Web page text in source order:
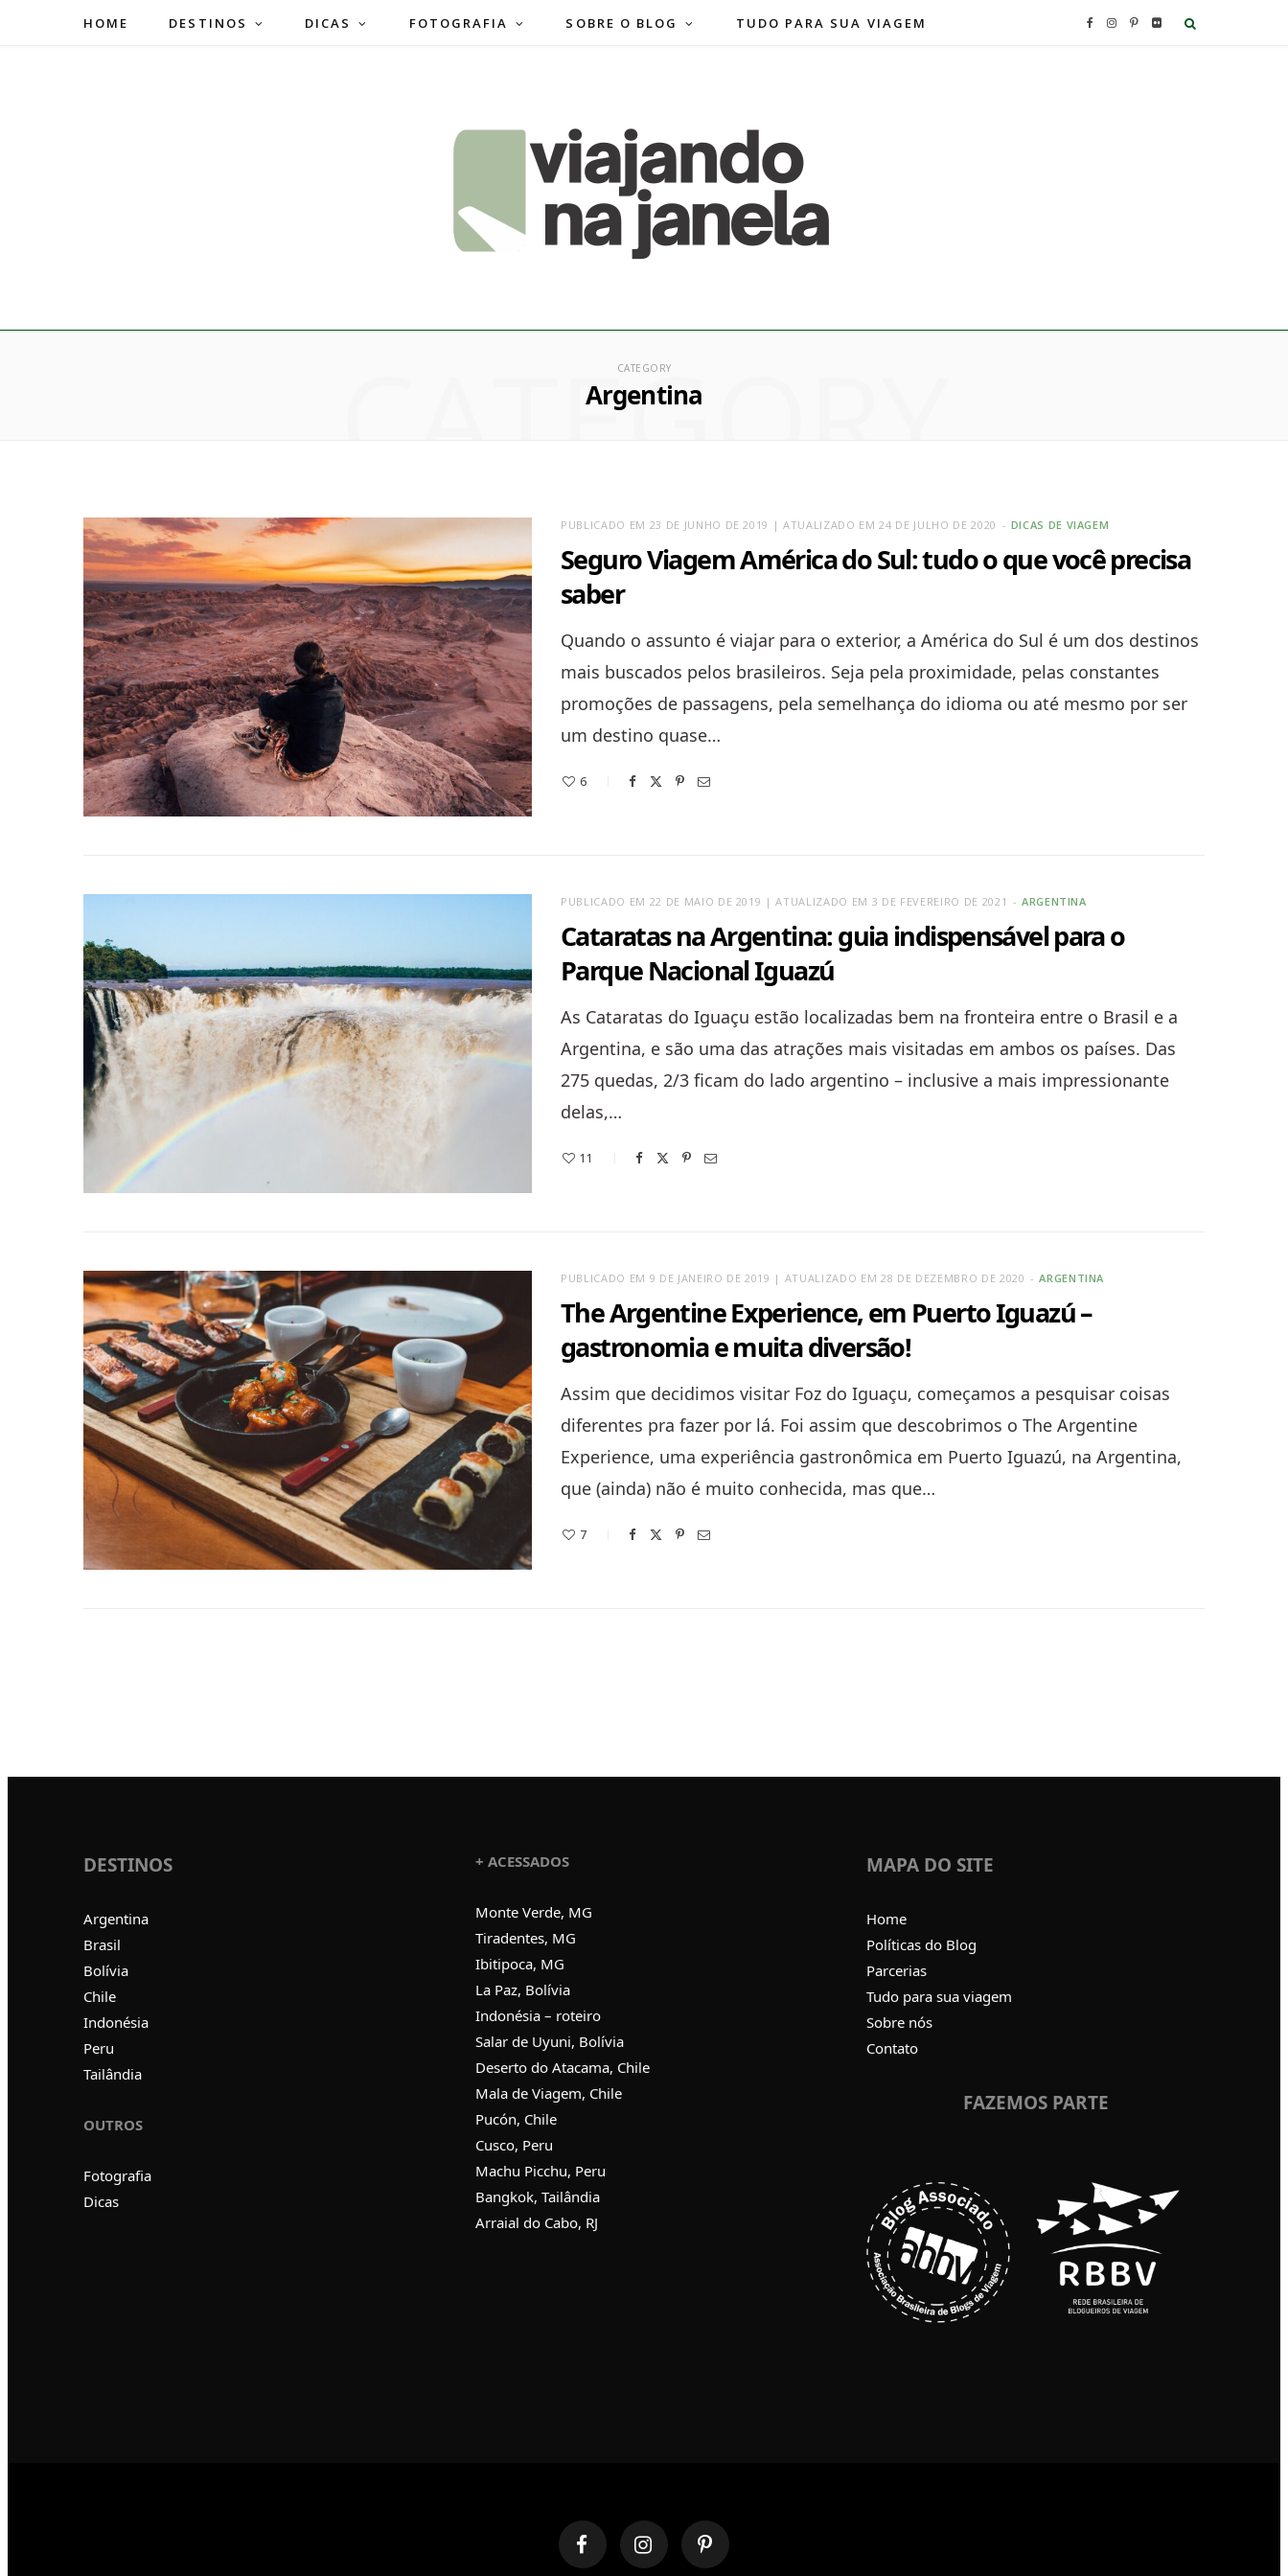
I P F
HOME DESTINOS DICAS FOTOGRAFIA SOBRE O BLOG TUDO PARA SUA VIAGEM
CATEGORY
Argentina
CATEGORY
PUBLICADO EM 23 DE JUNHO DE 2019 | ATUALIZADO EM 24 DE JULHO DE 2020 DICAS DE VIAGEM
Seguro Viagem América do Sul: tudo o que você precisa
saber
Quando o assunto é viajar para o exterior, a América do Sul é um dos destinos
mais buscados pelos brasileiros. Seja pela proximidade, pelas constantes
promoções de passagens, pela semelhança do idioma ou até mesmo por ser
um destino quase…
6
PUBLICADO EM 22 DE MAIO DE 2019 | ATUALIZADO EM 3 DE FEVEREIRO DE 2021 ARGENTINA
Cataratas na Argentina: guia indispensável para o
Parque Nacional Iguazú
As Cataratas do Iguaçu estão localizadas bem na fronteira entre o Brasil e a
Argentina, e são uma das atrações mais visitadas em ambos os países. Das
275 quedas, 2/3 ficam do lado argentino – inclusive a mais impressionante
delas,…
11
PUBLICADO EM 9 DE JANEIRO DE 2019 | ATUALIZADO EM 28 DE DEZEMBRO DE 2020 ARGENTINA
The Argentine Experience, em Puerto Iguazú –
gastronomia e muita diversão!
Assim que decidimos visitar Foz do Iguaçu, começamos a pesquisar coisas
diferentes pra fazer por lá. Foi assim que descobrimos o The Argentine
Experience, uma experiência gastronômica em Puerto Iguazú, na Argentina,
que (ainda) não é muito conhecida, mas que…
7
DESTINOS
Argentina
Brasil
Bolívia
Chile
Indonésia
Peru
Tailândia
OUTROS
Fotografia
Dicas
+ ACESSADOS
Monte Verde, MG
Tiradentes, MG
Ibitipoca, MG
La Paz, Bolívia
Indonésia – roteiro
Salar de Uyuni, Bolívia
Deserto do Atacama, Chile
Mala de Viagem, Chile
Pucón, Chile
Cusco, Peru
Machu Picchu, Peru
Bangkok, Tailândia
Arraial do Cabo, RJ
MAPA DO SITE
Home
Políticas do Blog
Parcerias
Tudo para sua viagem
Sobre nós
Contato
FAZEMOS PARTE